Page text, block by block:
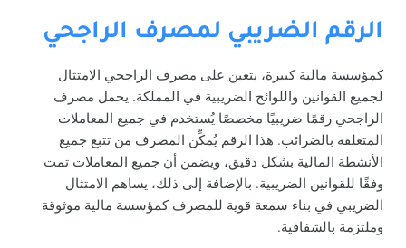
الرقم الضريبي لمصرف الراجحي
كمؤسسة مالية كبيرة، يتعين على مصرف الراجحي الامتثال
لجميع القوانين واللوائح الضريبية في المملكة. يحمل مصرف
الراجحي رقمًا ضريبيًا مخصصًا يُستخدم في جميع المعاملات
المتعلقة بالضرائب. هذا الرقم يُمكِّن المصرف من تتبع جميع
الأنشطة المالية بشكل دقيق، ويضمن أن جميع المعاملات تمت
وفقًا للقوانين الضريبية. بالإضافة إلى ذلك، يساهم الامتثال
الضريبي في بناء سمعة قوية للمصرف كمؤسسة مالية موثوقة
وملتزمة بالشفافية.